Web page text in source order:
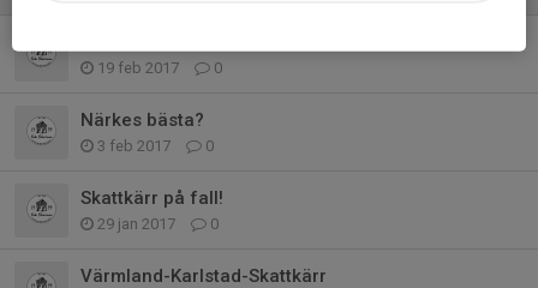
19 feb 2017 0
Närkes bästa?
3 feb 2017 0
Skattkärr på fall!
29 jan 2017 0
Värmland-Karlstad-Skattkärr